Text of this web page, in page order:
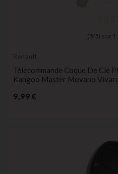
( 5/ 5) sur 1
Renault
Télécommande Coque De Clé
Kangoo Master Movano
9,99 €